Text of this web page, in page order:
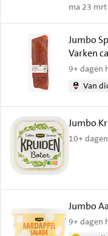
ma 23
Jumbo
Varken
9+ dagen
Van
Jumbo
10+
Jumbo
9+ dagen